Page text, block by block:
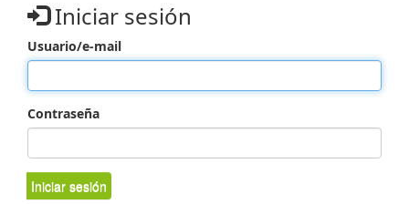
Iniciar sesión
Usuario/e-mail
Contraseña
Iniciar sesión